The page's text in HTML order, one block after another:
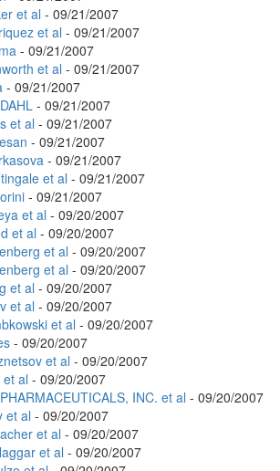
et al - 09/21/2007
et al - 09/21/2007
- 09/21/2007
et al - 09/21/2007
- 09/21/2007
- 09/21/2007
et al - 09/21/2007
- 09/21/2007
- 09/21/2007
et al - 09/21/2007
- 09/21/2007
et al - 09/20/2007
et al - 09/20/2007
et al - 09/20/2007
et al - 09/20/2007
et al - 09/20/2007
et al - 09/20/2007
et al - 09/20/2007
- 09/20/2007
et al - 09/20/2007
et al - 09/20/2007
INC. et al - 09/20/2007
et al - 09/20/2007
et al - 09/20/2007
et al - 09/20/2007